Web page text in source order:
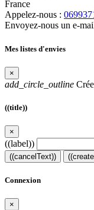
France
Appelez-nous :
Envoyez-nous un e-
Mes listes d'envies
×
add_circle_outline
((title))
×
((label))
((cancelText))
Connexion
×